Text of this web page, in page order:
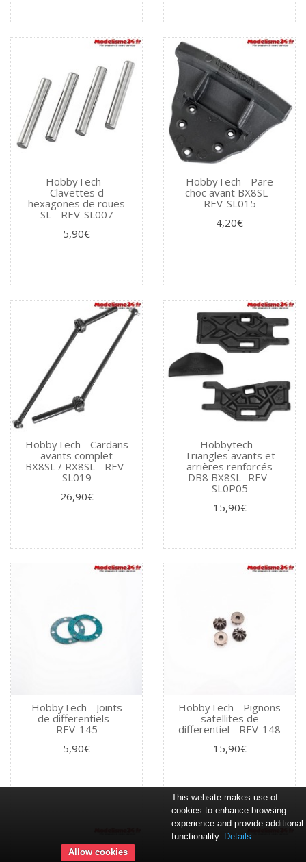
HobbyTech -
Clavettes d
hexagones de roues
SL - REV-SL007
5,90€
HobbyTech - Pare
choc avant BX8SL -
REV-SL015
4,20€
HobbyTech - Cardans
avants complet
BX8SL / RX8SL - REV-
SL019
26,90€
Hobbytech -
Triangles avants et
arrières renforcés
DB8 BX8SL- REV-
SL0P05
15,90€
HobbyTech - Joints
de differentiels -
REV-145
5,90€
HobbyTech - Pignons
satellites de
differentiel - REV-148
15,90€
This website makes use of
cookies to enhance browsing
experience and provide additional
functionality. Details
Allow cookies